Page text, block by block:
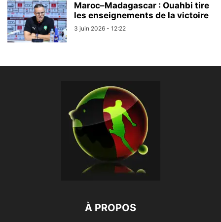
Maroc–Madagascar : Ouahbi tire
les enseignements de la victoire
3 juin 2026 - 12:22
À PROPOS